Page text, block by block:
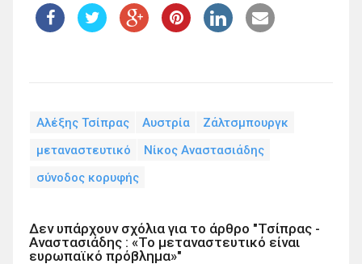
Αλέξης Τσίπρας Αυστρία
Ζάλτσμπουργκ
μεταναστευτικό
Νίκος Αναστασιάδης
σύνοδος κορυφής
Δεν υπάρχουν σχόλια για το άρθρο "Τσίπρας -
Αναστασιάδης : «Το μεταναστευτικό είναι
ευρωπαϊκό πρόβλημα»"